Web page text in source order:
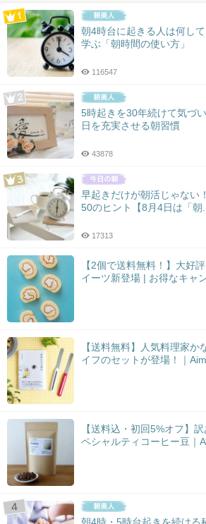
朝4時台に起きる人は何し
学ぶ「朝時間の使い方」
116547
5時起きを30年続けて気づ
日を充実させる朝習慣
43878
早起きだけが朝活じゃない
50のヒント【8月4日は「朝...
17313
【2個で送料無料！】大好
イーツ新登場 | お得なキャ
【送料無料】人気料理家
イフのセットが登場！｜
【送料込・初回5%オフ】
ペシャルティコーヒー豆｜
朝4時・5時台起きを続ける